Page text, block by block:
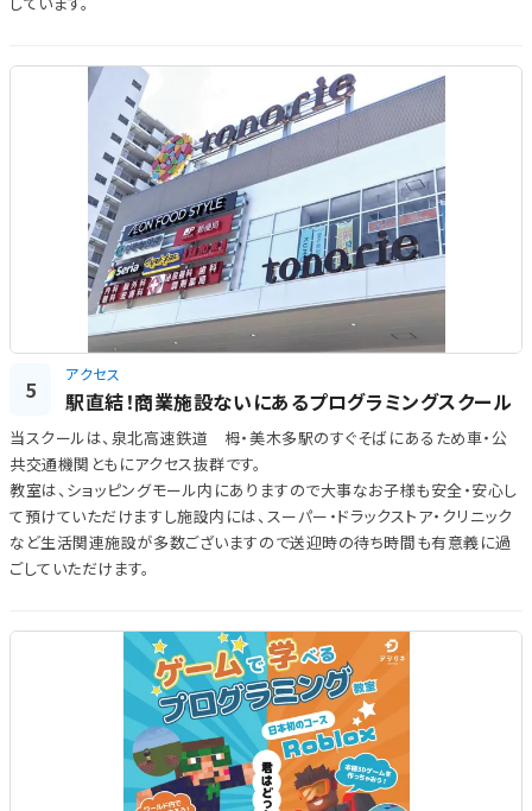
5
アクセス
駅直結！商業施設ないにあるプログラミングスクール
当スクールは、泉北高速鉄道 栂・美木多駅のすぐそばにあるため車・公
共交通機関ともにアクセス抜群です。
教室は、ショッピングモール内にありますので大事なお子様も安全・安心し
て預けていただけますし施設内には、スーパー・ドラックストア・クリニック
など生活関連施設が多数ございますので送迎時の待ち時間も有意義に過
ごしていただけます。